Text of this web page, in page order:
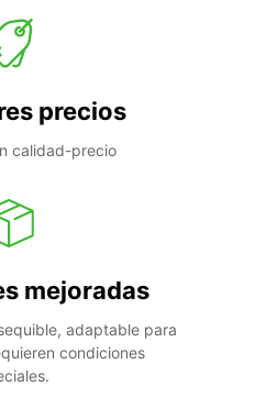
precios
calidad-precio
mejoradas
adaptable para
condiciones